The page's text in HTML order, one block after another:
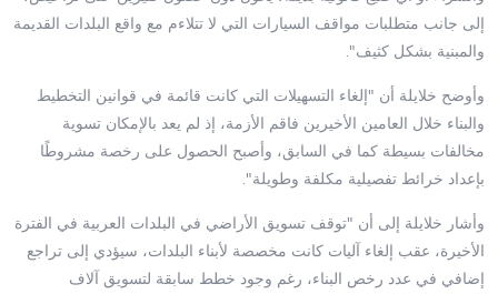
إلى جانب متطلبات مواقف السيارات التي لا تتلاءم مع واقع البلدات القديمة
والمبنية بشكل كثيف".
وأوضح خلايلة أن "إلغاء التسهيلات التي كانت قائمة في قوانين التخطيط
والبناء خلال العامين الأخيرين فاقم الأزمة، إذ لم يعد بالإمكان تسوية
مخالفات بسيطة كما في السابق، وأصبح الحصول على رخصة مشروطًا
بإعداد خرائط تفصيلية مكلفة وطويلة".
وأشار خلايلة إلى أن "توقف تسويق الأراضي في البلدات العربية في الفترة
الأخيرة، عقب إلغاء آليات كانت مخصصة لأبناء البلدات، سيؤدي إلى تراجع
إضافي في عدد رخص البناء، رغم وجود خطط سابقة لتسويق آلاف